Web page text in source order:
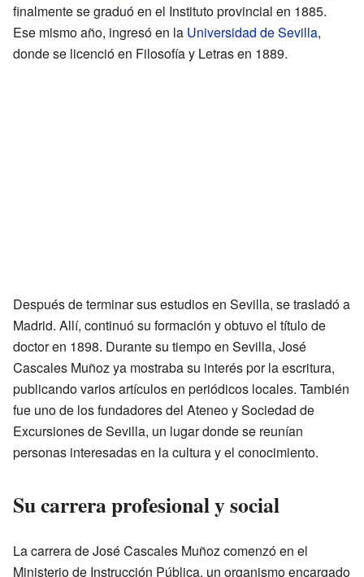
finalmente se graduó en el Instituto provincial en 1885.
Ese mismo año, ingresó en la Universidad de Sevilla,
donde se licenció en Filosofía y Letras en 1889.
Después de terminar sus estudios en Sevilla, se trasladó a
Madrid. Allí, continuó su formación y obtuvo el título de
doctor en 1898. Durante su tiempo en Sevilla, José
Cascales Muñoz ya mostraba su interés por la escritura,
publicando varios artículos en periódicos locales. También
fue uno de los fundadores del Ateneo y Sociedad de
Excursiones de Sevilla, un lugar donde se reunían
personas interesadas en la cultura y el conocimiento.
Su carrera profesional y social
La carrera de José Cascales Muñoz comenzó en el
Ministerio de Instrucción Pública, un organismo encargado